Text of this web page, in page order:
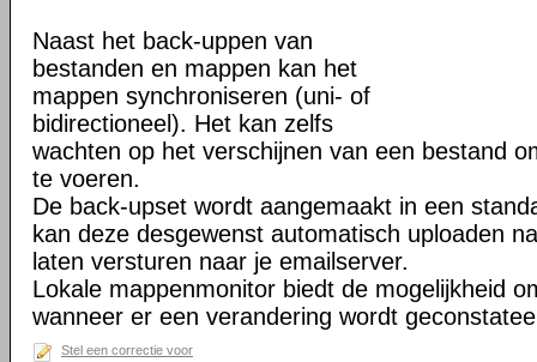
Naast het back-uppen van
bestanden en mappen kan het
mappen synchroniseren (uni- of
bidirectioneel). Het kan zelfs
wachten op het verschijnen van een bestand
te voeren.
De back-upset wordt aangemaakt in een
kan deze desgewenst automatisch uploaden
laten versturen naar je emailserver.
Lokale mappenmonitor biedt de mogelijkheid
wanneer er een verandering wordt
Stel een correctie voor